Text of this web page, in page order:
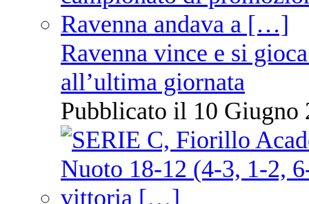
Ravenna vince e si
all’ultima giornata
Pubblicato il 10 Giugno